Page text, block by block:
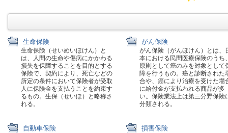
生命保険
生命保険（せいめいほけん）と
は、人間の生命や傷病にかかわる
損失を保障することを目的とする
保険で、契約により、死亡などの
所定の条件において保険者が受取
人に保険金を支払うことを約束す
るもの。生保（せいほ）と略称さ
れる。
がん保険
がん保険（がんほけん）とは、
本における民間医療保険のうち
原則として癌のみを対象として
障を行うもの。癌と診断された
合や、癌により治療を受けた場
に給付金が支払われる商品が多
い。保険業法上は第三分野保険
分類される。
自動車保険 損害保険